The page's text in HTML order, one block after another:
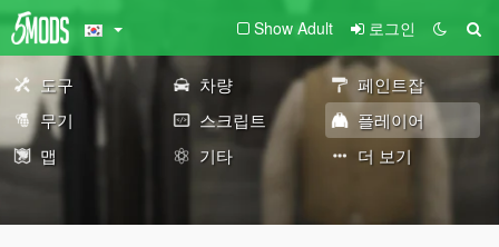
Show Adult 로그인
도구 차량
페인트잡
무기
스크립트
플레이어
맵
기타 더 보기